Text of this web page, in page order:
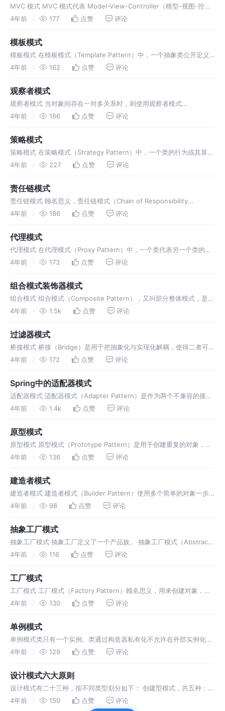
MVC 模式 MVC 模式代表 Model-View-Controller（模型-视图-控制
器） 模式。
4年前 177 点赞 评论
模板模式
模板模式 在模板模式（Template Pattern）中，一个抽象类公开定义
了执行它的方法的方式/模板
4年前 162 点赞 评论
观察者模式
观察者模式 当对象间存在一对多关系时，则使用观察者模式
（Observer Pattern）。比如，当一个
4年前 166 点赞 评论
策略模式
策略模式 在策略模式（Strategy Pattern）中，一个类的行为或其算法
可以在运行时更改。这种类型
4年前 227 点赞 评论
责任链模式
责任链模式 顾名思义，责任链模式（Chain of Responsibility
Pattern）为请求
4年前 186 点赞 评论
代理模式
代理模式 在代理模式（Proxy Pattern）中，一个类代表另一个类的功
能。这种类型的设计模式属于结
4年前 173 点赞 评论
组合模式装饰器模式
组合模式 组合模式（Composite Pattern），又叫部分整体模式，是用
于把一组相似的对象当作一
4年前 1.5k 点赞 评论
过滤器模式
桥接模式 桥接（Bridge）是用于把抽象化与实现化解耦，使得二者可以
独立变化。这种类型的设计模式属于结
4年前 172 点赞 评论
Spring中的适配器模式
适配器模式 适配器模式（Adapter Pattern）是作为两个不兼容的接口
之间的桥梁。这种类型的设计模
4年前 1.4k 点赞 评论
原型模式
原型模式 原型模式（Prototype Pattern）是用于创建重复的对象，同
时又能保证性能。这种类型的
4年前 136 点赞 评论
建造者模式
建造者模式 建造者模式（Builder Pattern）使用多个简单的对象一步
一步构建成一个复杂的对象。这
4年前 98 点赞 评论
抽象工厂模式
抽象工厂模式 抽象工厂定义了一个产品族。 抽象工厂模式（Abstract
Factory Pattern）
4年前 116 点赞 评论
工厂模式
工厂模式 工厂模式（Factory Pattern）顾名思义，用来创建对象，使
用者无需关系对象创建的过程。
4年前 130 点赞 评论
单例模式
单例模式类只有一个实例。类通过构造器私有化不允许在外部实例化类
对象。 饿汉模式 不管是否使用，一上来就初始
4年前 129 点赞 评论
设计模式六大原则
设计模式有二十三种，按不同类型划分如下： 创建型模式，共五种：工
厂方法模式、抽象工厂模式、单例模式、建造者
4年前 150 点赞 评论